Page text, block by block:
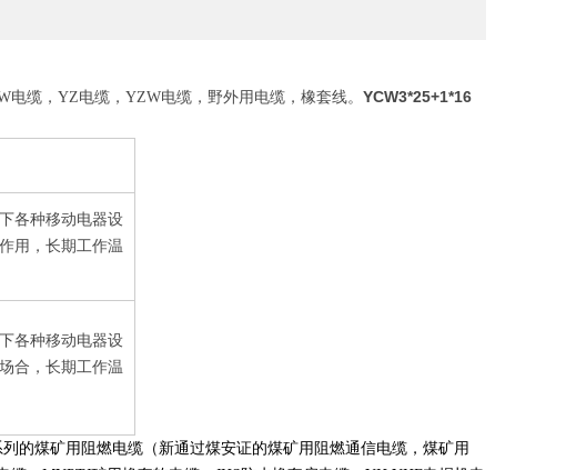
缆，YZ电缆，YZW电缆，野外用电缆，橡套线。 YCW3*25+1*16
各种移动电器设
用，长期工作温
各种移动电器设
合，长期工作温
的煤矿用阻燃电缆（新通过煤安证的煤矿用阻燃通信电缆，煤矿用